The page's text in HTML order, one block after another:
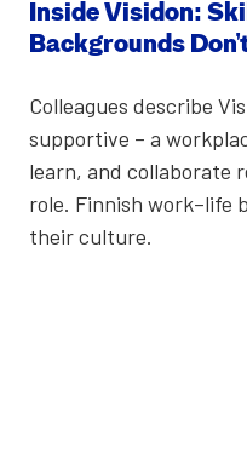
Insi­de Visi­don:
Backgrounds
Col­lea­gues desc­ri­be
sup­por­ti­ve – a
learn, and col­la­bo­ra­te
role. Fin­nish work–life
their cul­tu­re.